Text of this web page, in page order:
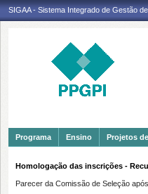
SIGAA - Sistema Integrado de Gestão
Programa Ensino Projetos
Homologação das inscrições -
Parecer da Comissão de Seleção